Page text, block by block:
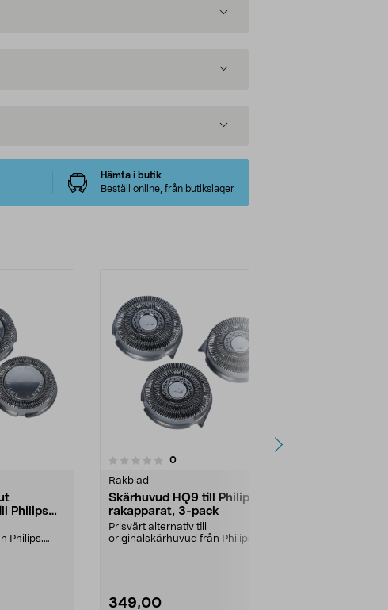
Hämta i butik
Beställ online, från butikslager
Philips
Philips.
0recensioner
Rakblad
Skärhuvud HQ9 till Philips
rakapparat, 3-pack
Prisvärt alternativ till
originalskärhuvud från Philips.
349,00
0.0 av 5 stjärnor